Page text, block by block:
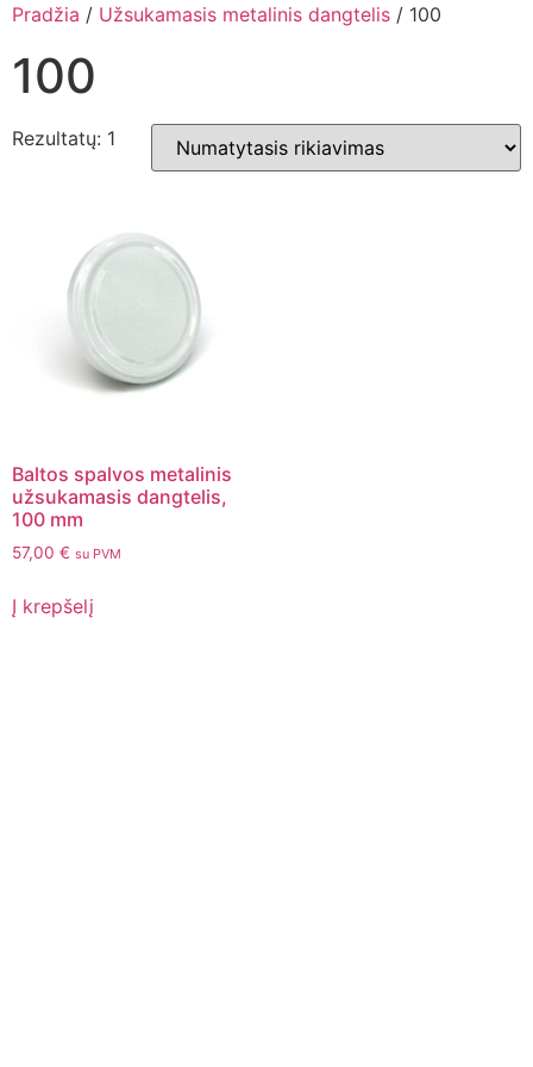
Pradžia / Užsukamasis metalinis dangtelis / 100
100
Rezultatų: 1
Baltos spalvos metalinis
užsukamasis dangtelis,
100 mm
57,00 € su PVM
Į krepšelį